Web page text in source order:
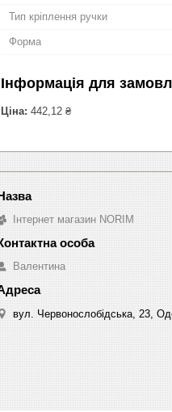
Тип кріплення ручки
Форма
Інформація для
Ціна: 442,12 ₴
Інтернет магазин NORIM
Валентина
вул. Червонослобідська, 23,